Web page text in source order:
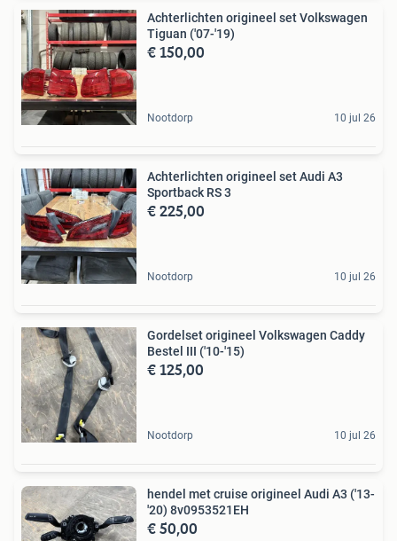
Achterlichten origineel set Volkswagen
Tiguan ('07-'19)
€ 150,00
Nootdorp 10 jul 26
Achterlichten origineel set Audi A3
Sportback RS 3
€ 225,00
Nootdorp 10 jul 26
Gordelset origineel Volkswagen Caddy
Bestel III ('10-'15)
€ 125,00
Nootdorp 10 jul 26
hendel met cruise origineel Audi A3 ('13-
'20) 8v0953521EH
€ 50,00